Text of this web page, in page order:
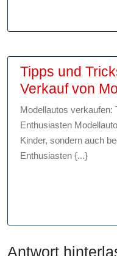
Tipps und
Verkauf von
Modellautos verkaufen:
Enthusiasten
Kinder, sondern auch
Enthusiasten {...}
Antwort